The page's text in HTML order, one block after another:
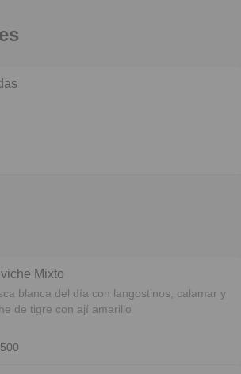
Mixto
blanca del día con langostinos, calamar y
de tigre con ají amarillo